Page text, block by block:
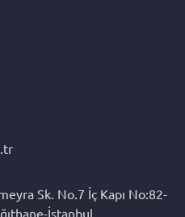
Sk. No.7 İç Kapı No:82-
İstanbul